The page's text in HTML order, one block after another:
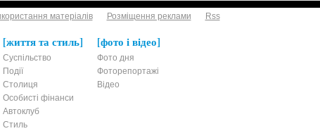
матеріалів Розміщення реклами Rss
життя та стиль
Суспільство
Події
Столиця
Особисті фінанси
Автоклуб
Стиль
фото і відео
Фото дня
Фоторепортажі
Відео